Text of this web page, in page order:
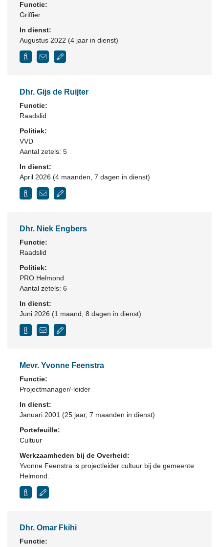
Functie:
Griffier
In dienst:
Augustus 2022 (4 jaar in dienst)
Dhr. Gijs de Ruijter
Functie:
Raadslid
Politiek:
VVD
Aantal zetels: 5
In dienst:
April 2026 (4 maanden, 7 dagen in dienst)
Dhr. Niek Engbers
Functie:
Raadslid
Politiek:
PRO Helmond
Aantal zetels: 6
In dienst:
Juni 2026 (1 maand, 8 dagen in dienst)
Mevr. Yvonne Feenstra
Functie:
Projectmanager/-leider
In dienst:
Januari 2001 (25 jaar, 7 maanden in dienst)
Portefeuille:
Cultuur
Werkzaamheden bij de Overheid:
Yvonne Feenstra is projectleider cultuur bij de gemeente
Helmond.
Dhr. Omar Fkihi
Functie: